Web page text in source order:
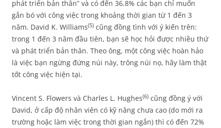
phát triển bản thân” và có đến 36.8% các bạn chỉ muốn
gắn bó với công việc trong khoảng thời gian từ 1 đến 3
năm. David K. Williams(5) cũng đồng tình với ý kiến trên:
trong 1 đến 3 năm đầu tiên, bạn sẽ học hỏi được nhiều thứ
và phát triển bản thân. Theo ông, một công việc hoàn hảo
là việc bạn ngừng đứng núi này, trông núi nọ, hãy làm thật
tốt công việc hiện tại.
Vincent S. Flowers và Charles L. Hughes(6) cũng đồng ý với
David, ở cấp độ nhân viên có kỹ năng chưa cao (do mới ra
trường hoặc làm việc trong thời gian ngắn) thì có đến 72%